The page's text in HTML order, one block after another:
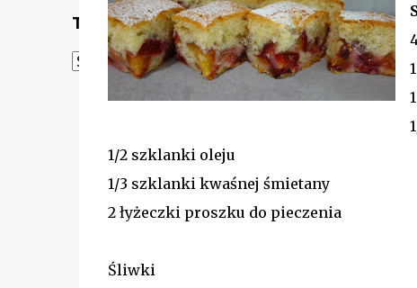
Translate
Powered by Translate
1/2 szklanki oleju
1/3 szklanki kwaśnej śmietany
2 łyżeczki proszku do pieczenia
Śliwki